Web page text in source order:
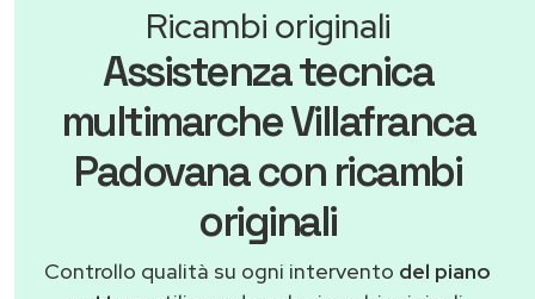
Ricambi originali
Assistenza tecnica
multimarche Villafranca
Padovana con ricambi
originali
Controllo qualità su ogni intervento del piano